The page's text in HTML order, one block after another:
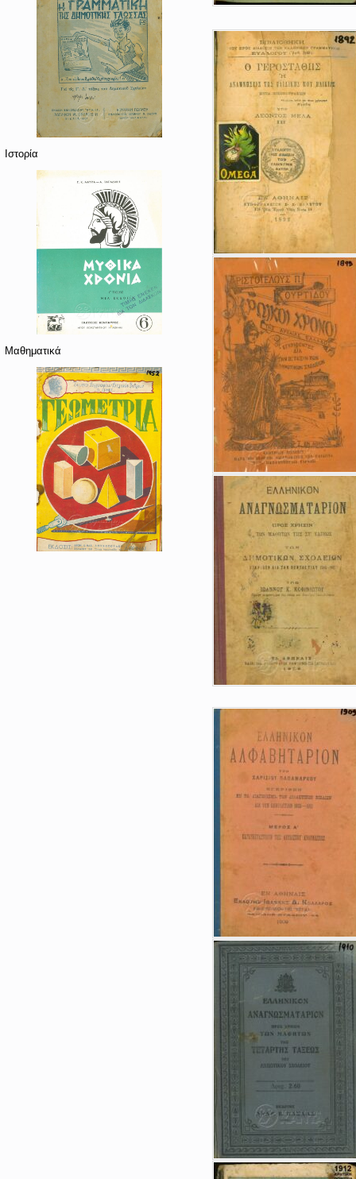
Ιστορία
Μαθηματικά